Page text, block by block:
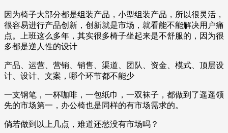
因为椅子大部分都是组装产品，小型组装产品，所以很灵活，
很容易进行产品创新，创新就是市场，就看能不能解决用户痛
点。上班这么多年，其实很多椅子坐起来是不舒服的，因为很
多都是逆人性的设计
产品、运营、营销、销售、渠道、团队、资金、模式、顶层设
计、设计、文案，哪个环节都不能少
一支钢笔，一杯咖啡，一包纸巾，一双袜子，都做到了遥遥领
先的市场第一，办公椅也是同样的有市场需求的。
倘若做到以上几点，难道还愁没有市场吗？